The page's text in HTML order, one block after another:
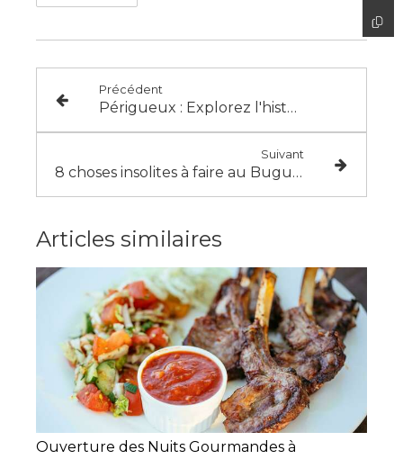
Précédent
Périgueux : Explorez l'histoire, la culture et la gastronomie de la Dordogne.
Suivant
8 choses insolites à faire au Bugue !
Articles similaires
Ouverture des Nuits Gourmandes à